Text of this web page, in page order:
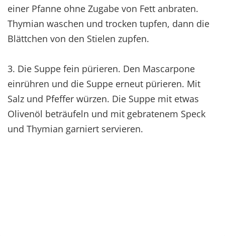
einer Pfanne ohne Zugabe von Fett anbraten.
Thymian waschen und trocken tupfen, dann die
Blättchen von den Stielen zupfen.
3. Die Suppe fein pürieren. Den Mascarpone
einrühren und die Suppe erneut pürieren. Mit
Salz und Pfeffer würzen. Die Suppe mit etwas
Olivenöl beträufeln und mit gebratenem Speck
und Thymian garniert servieren.